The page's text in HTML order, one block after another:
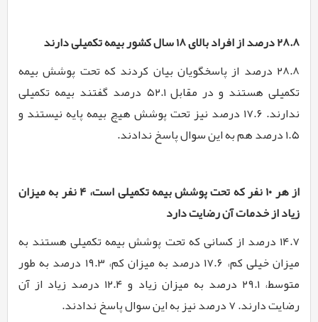
۲۸.۸ درصد از افراد بالای ۱۸ سال کشور بیمه تکمیلی دارند
۲۸.۸ درصد از پاسخگویان بیان کردند که تحت پوشش بیمه
تکمیلی هستند و در مقابل ۵۲.۱ درصد گفتند بیمه تکمیلی
ندارند. ۱۷.۶ درصد نیز تحت پوشش هیچ بیمه پایه نیستند و
۱.۵ درصد هم به این سوال پاسخ ندادند.
از هر ۱۰ نفر که تحت پوشش بیمه تکمیلی است، ۴ نفر به میزان
زیاد از خدمات آن رضایت دارد
۱۴.۷ درصد از کسانی که تحت پوشش بیمه تکمیلی هستند به
میزان خیلی کم، ۱۷.۶ درصد به میزان کم، ۱۹.۳ درصد به طور
متوسط، ۲۹.۱ درصد به میزان زیاد و ۱۲.۴ درصد زیاد از آن
رضایت دارند. ۷ درصد نیز به این سوال پاسخ ندادند.